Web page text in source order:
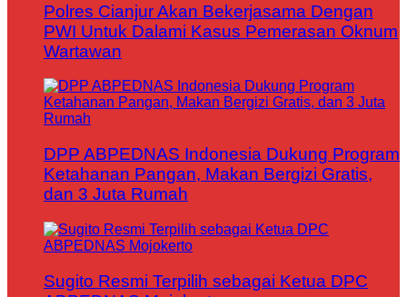
Polres Cianjur Akan Bekerjasama Dengan
PWI Untuk Dalami Kasus Pemerasan Oknum
Wartawan
DPP ABPEDNAS Indonesia Dukung Program
Ketahanan Pangan, Makan Bergizi Gratis,
dan 3 Juta Rumah
Sugito Resmi Terpilih sebagai Ketua DPC